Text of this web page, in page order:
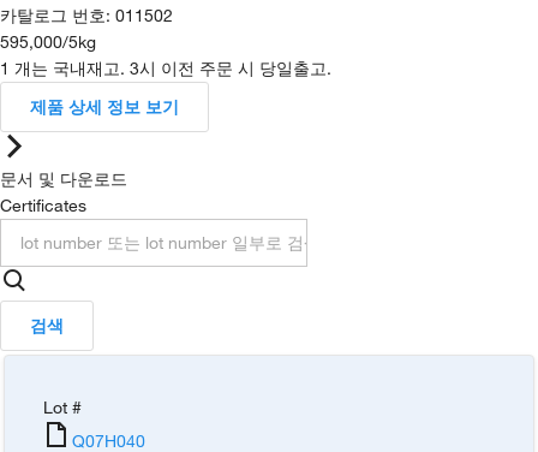
카탈로그 번호: 011502
595,000/5kg
1 개는 국내재고. 3시 이전 주문 시 당일출고.
제품 상세 정보 보기
문서 및 다운로드
Certificates
검색
Lot #
Q07H040